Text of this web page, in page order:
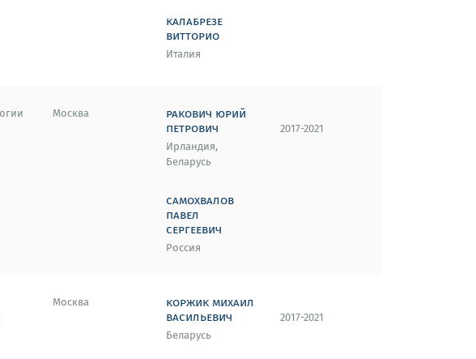
калабрезе
витторио
Италия
Москва
ракович юрий
петрович
Ирландия,
Беларусь
самохвалов
павел
сергеевич
Россия
2017-2021
Москва
коржик михаил
васильевич
Беларусь
2017-2021